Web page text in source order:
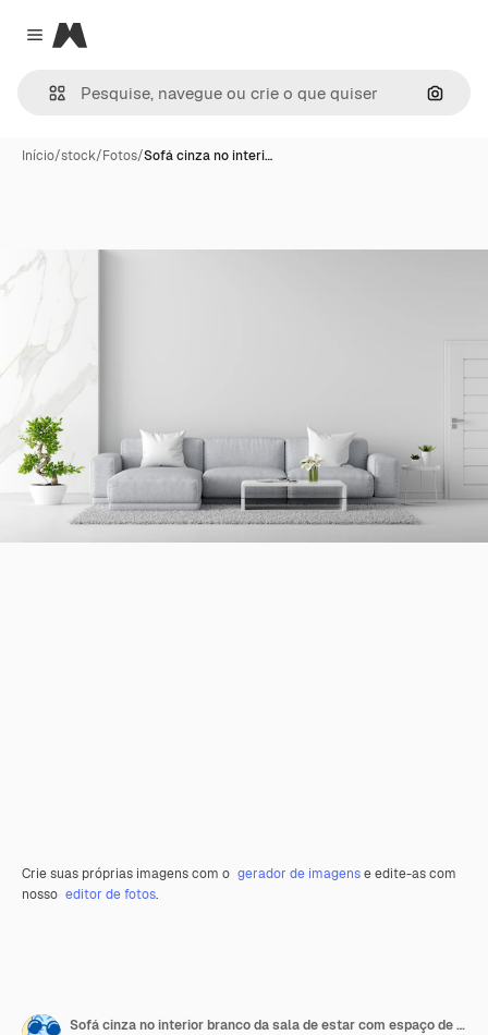
Close menu
Magnific
Início/stock/Fotos/Sofá cinza no interi…
Crie suas próprias imagens com o gerador de imagense edite-as com
nosso editor de fotos.
Sofá cinza no interior branco da sala de estar com espaço de cópia renderização 3D